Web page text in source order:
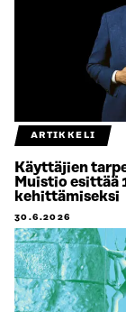
ARTIKKELI
Käyttäjien
Muistio esittää
kehittämiseksi
30.6.2026